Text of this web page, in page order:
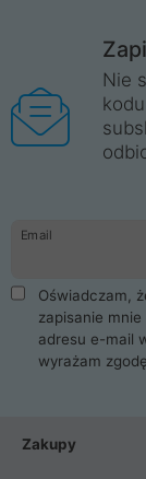
Nie
Email
Oświadczam,
zapisanie
adresu e-mail
wyrażam
Zakupy